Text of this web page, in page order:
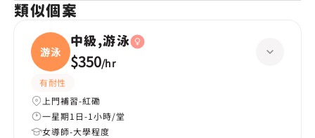
類似個案
游泳
中級,游泳
$350/hr
有耐性
上門補習-紅磡
一星期1日-1小時/堂
女導師-大學程度